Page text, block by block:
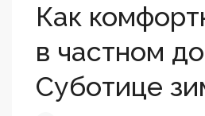
Как
в частном
Суботице